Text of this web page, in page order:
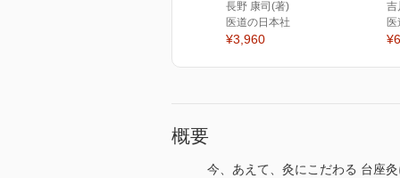
長野 康司(著)
医道の日本社
¥3,960
吉
概要
今、あえて、灸にこだわる 台座